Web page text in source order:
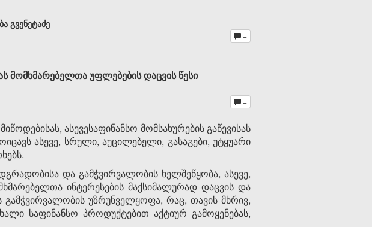
გვენეტაძე
+
მომხმარებელთა უფლებების დაცვის წესი
+
ასევესაფინანსო მომსახურების გაწევისას
ასევე, სრული, აუცილებელი, გასაგები, უტყუარი
და გამჭვირვალობის ხელშეწყობა, ასევე,
ინტერესების მაქსიმალურად დაცვის და
გამჭვირვალობის უზრუნველყოფა, რაც, თავის მხრივ,
საფინანსო პროდუქტებით აქტიურ გამოყენებას,